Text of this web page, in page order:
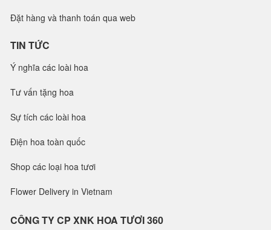
Đặt hàng và thanh toán qua web
TIN TỨC
Ý nghĩa các loài hoa
Tư vấn tặng hoa
Sự tích các loài hoa
Điện hoa toàn quốc
Shop các loại hoa tươi
Flower Delivery in Vietnam
CÔNG TY CP XNK HOA TƯƠI 360